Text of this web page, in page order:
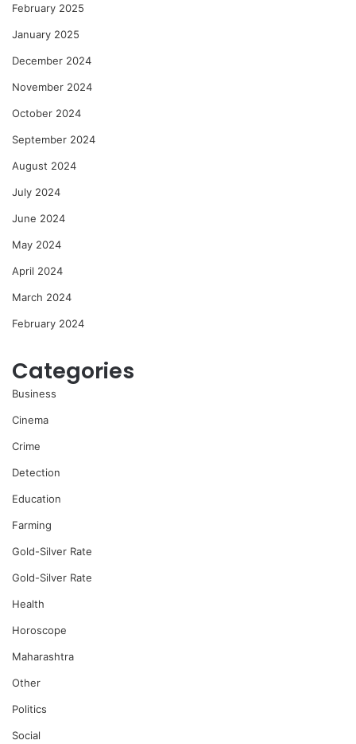
February 2025
January 2025
December 2024
November 2024
October 2024
September 2024
August 2024
July 2024
June 2024
May 2024
April 2024
March 2024
February 2024
Categories
Business
Cinema
Crime
Detection
Education
Farming
Gold-Silver Rate
Gold-Silver Rate
Health
Horoscope
Maharashtra
Other
Politics
Social